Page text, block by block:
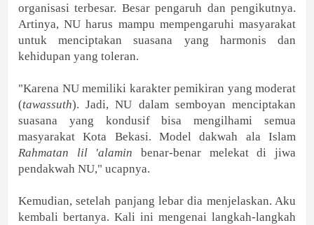
organisasi terbesar. Besar pengaruh dan pengikutnya.
Artinya, NU harus mampu mempengaruhi masyarakat
untuk menciptakan suasana yang harmonis dan
kehidupan yang toleran.
"Karena NU memiliki karakter pemikiran yang moderat
(tawassuth). Jadi, NU dalam semboyan menciptakan
suasana yang kondusif bisa mengilhami semua
masyarakat Kota Bekasi. Model dakwah ala Islam
Rahmatan lil 'alamin benar-benar melekat di jiwa
pendakwah NU," ucapnya.
Kemudian, setelah panjang lebar dia menjelaskan. Aku
kembali bertanya. Kali ini mengenai langkah-langkah